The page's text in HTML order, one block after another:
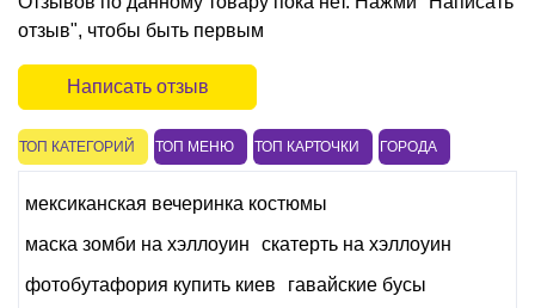
отзыв", чтобы быть первым
Написать отзыв
ТОП КАТЕГОРИЙ ТОП МЕНЮ ТОП КАРТОЧКИ ГОРОДА
мексиканская вечеринка костюмы
маска зомби на хэллоуин
скатерть на хэллоуин
фотобутафория купить киев
гавайские бусы